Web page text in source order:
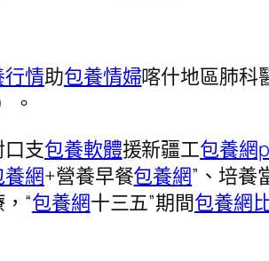
情助包養情婦喀什地區肺科
。
支包養軟體援新疆工包養網
養網+營養早餐包養網”、培養
“包養網十三五”期間包養網